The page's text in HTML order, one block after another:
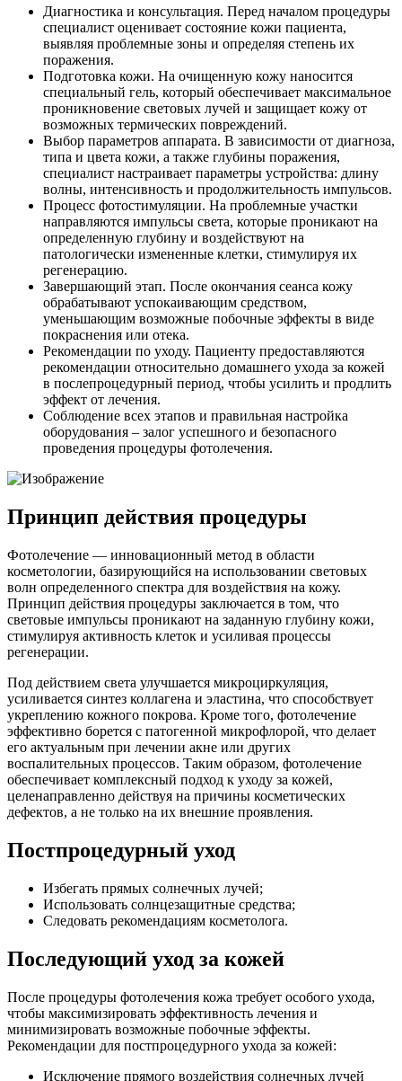
Диагностика и консультация. Перед началом процедуры
специалист оценивает состояние кожи пациента,
выявляя проблемные зоны и определяя степень их
поражения.
Подготовка кожи. На очищенную кожу наносится
специальный гель, который обеспечивает максимальное
проникновение световых лучей и защищает кожу от
возможных термических повреждений.
Выбор параметров аппарата. В зависимости от диагноза,
типа и цвета кожи, а также глубины поражения,
специалист настраивает параметры устройства: длину
волны, интенсивность и продолжительность импульсов.
Процесс фотостимуляции. На проблемные участки
направляются импульсы света, которые проникают на
определенную глубину и воздействуют на
патологически измененные клетки, стимулируя их
регенерацию.
Завершающий этап. После окончания сеанса кожу
обрабатывают успокаивающим средством,
уменьшающим возможные побочные эффекты в виде
покраснения или отека.
Рекомендации по уходу. Пациенту предоставляются
рекомендации относительно домашнего ухода за кожей
в послепроцедурный период, чтобы усилить и продлить
эффект от лечения.
Соблюдение всех этапов и правильная настройка
оборудования – залог успешного и безопасного
проведения процедуры фотолечения.
Принцип действия процедуры
Фотолечение — инновационный метод в области
косметологии, базирующийся на использовании световых
волн определенного спектра для воздействия на кожу.
Принцип действия процедуры заключается в том, что
световые импульсы проникают на заданную глубину кожи,
стимулируя активность клеток и усиливая процессы
регенерации.
Под действием света улучшается микроциркуляция,
усиливается синтез коллагена и эластина, что способствует
укреплению кожного покрова. Кроме того, фотолечение
эффективно борется с патогенной микрофлорой, что делает
его актуальным при лечении акне или других
воспалительных процессов. Таким образом, фотолечение
обеспечивает комплексный подход к уходу за кожей,
целенаправленно действуя на причины косметических
дефектов, а не только на их внешние проявления.
Постпроцедурный уход
Избегать прямых солнечных лучей;
Использовать солнцезащитные средства;
Следовать рекомендациям косметолога.
Последующий уход за кожей
После процедуры фотолечения кожа требует особого ухода,
чтобы максимизировать эффективность лечения и
минимизировать возможные побочные эффекты.
Рекомендации для постпроцедурного ухода за кожей:
Исключение прямого воздействия солнечных лучей